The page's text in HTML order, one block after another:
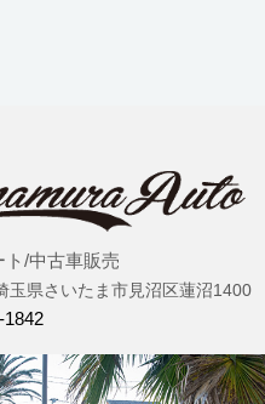
ト/中古車販売
玉県さいたま市見沼区蓮沼1400
1842